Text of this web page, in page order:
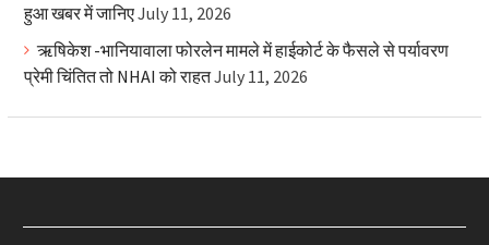
हुआ खबर में जानिएJuly 11, 2026
ऋषिकेश -भानियावाला फोरलेन मामले में हाईकोर्ट के फैसले से पर्यावरण
प्रेमी चिंतित तो NHAI को राहतJuly 11, 2026